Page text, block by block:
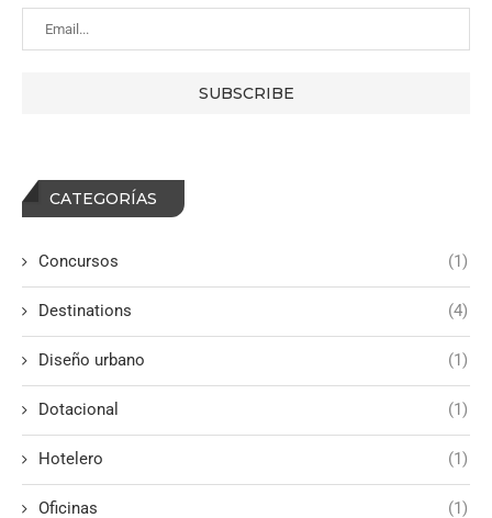
CATEGORÍAS
Concursos (1)
Destinations (4)
Diseño urbano (1)
Dotacional (1)
Hotelero (1)
Oficinas (1)